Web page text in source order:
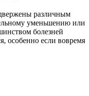
различным
уменьшению или
болезней
особенно если вовремя